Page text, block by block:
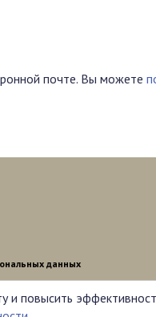
почте. Вы можете
данных
повысить